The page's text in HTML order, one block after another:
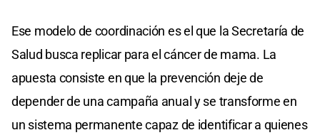
Ese modelo de coordinación es el que la Secretaría de
Salud busca replicar para el cáncer de mama. La
apuesta consiste en que la prevención deje de
depender de una campaña anual y se transforme en
un sistema permanente capaz de identificar a quienes